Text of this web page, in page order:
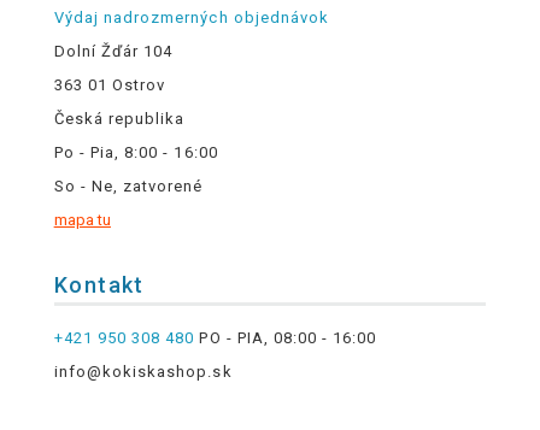
Výdaj nadrozmerných objednávok
Dolní Žďár 104
363 01 Ostrov
Česká republika
Po - Pia, 8:00 - 16:00
So - Ne, zatvorené
mapa tu
Kontakt
+421 950 308 480 PO - PIA, 08:00 - 16:00
info@kokiskashop.sk